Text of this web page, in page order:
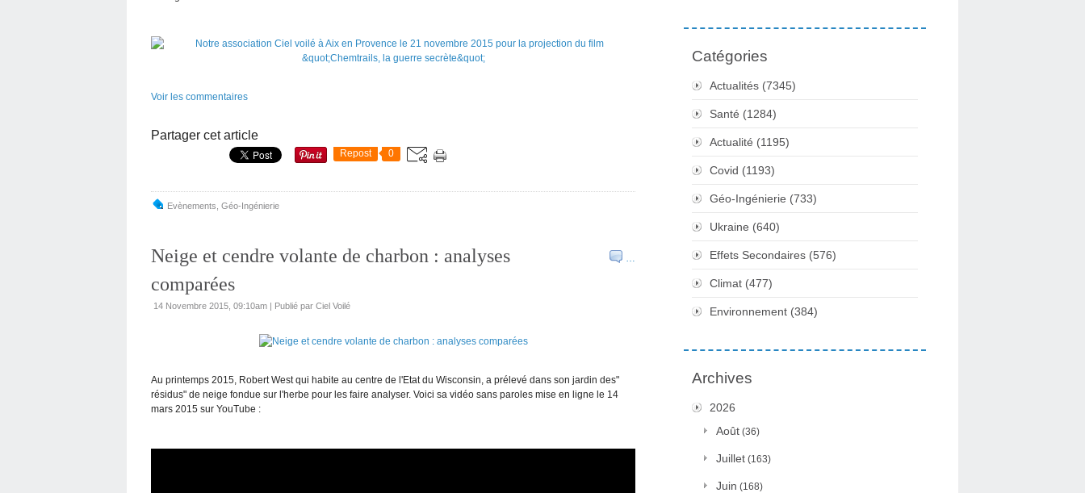
Voir les commentaires
Partager cet article
Repost 0
Evènements Géo-Ingénierie
…
Neige et cendre volante de charbon : analyses
comparées
14 Novembre 2015, 09:10am | Publié par Ciel Voilé
Au printemps 2015, Robert West qui habite au centre de l'Etat du Wisconsin, a prélevé dans son jardin des"
résidus" de neige fondue sur l'herbe pour les faire analyser. Voici sa vidéo sans paroles mise en ligne le 14
mars 2015 sur YouTube :
Catégories
Actualités (7345)
Santé (1284)
Actualité (1195)
Covid (1193)
Géo-Ingénierie (733)
Ukraine (640)
Effets Secondaires (576)
Climat (477)
Environnement (384)
Archives
2026
Août (36)
Juillet (163)
Juin (168)